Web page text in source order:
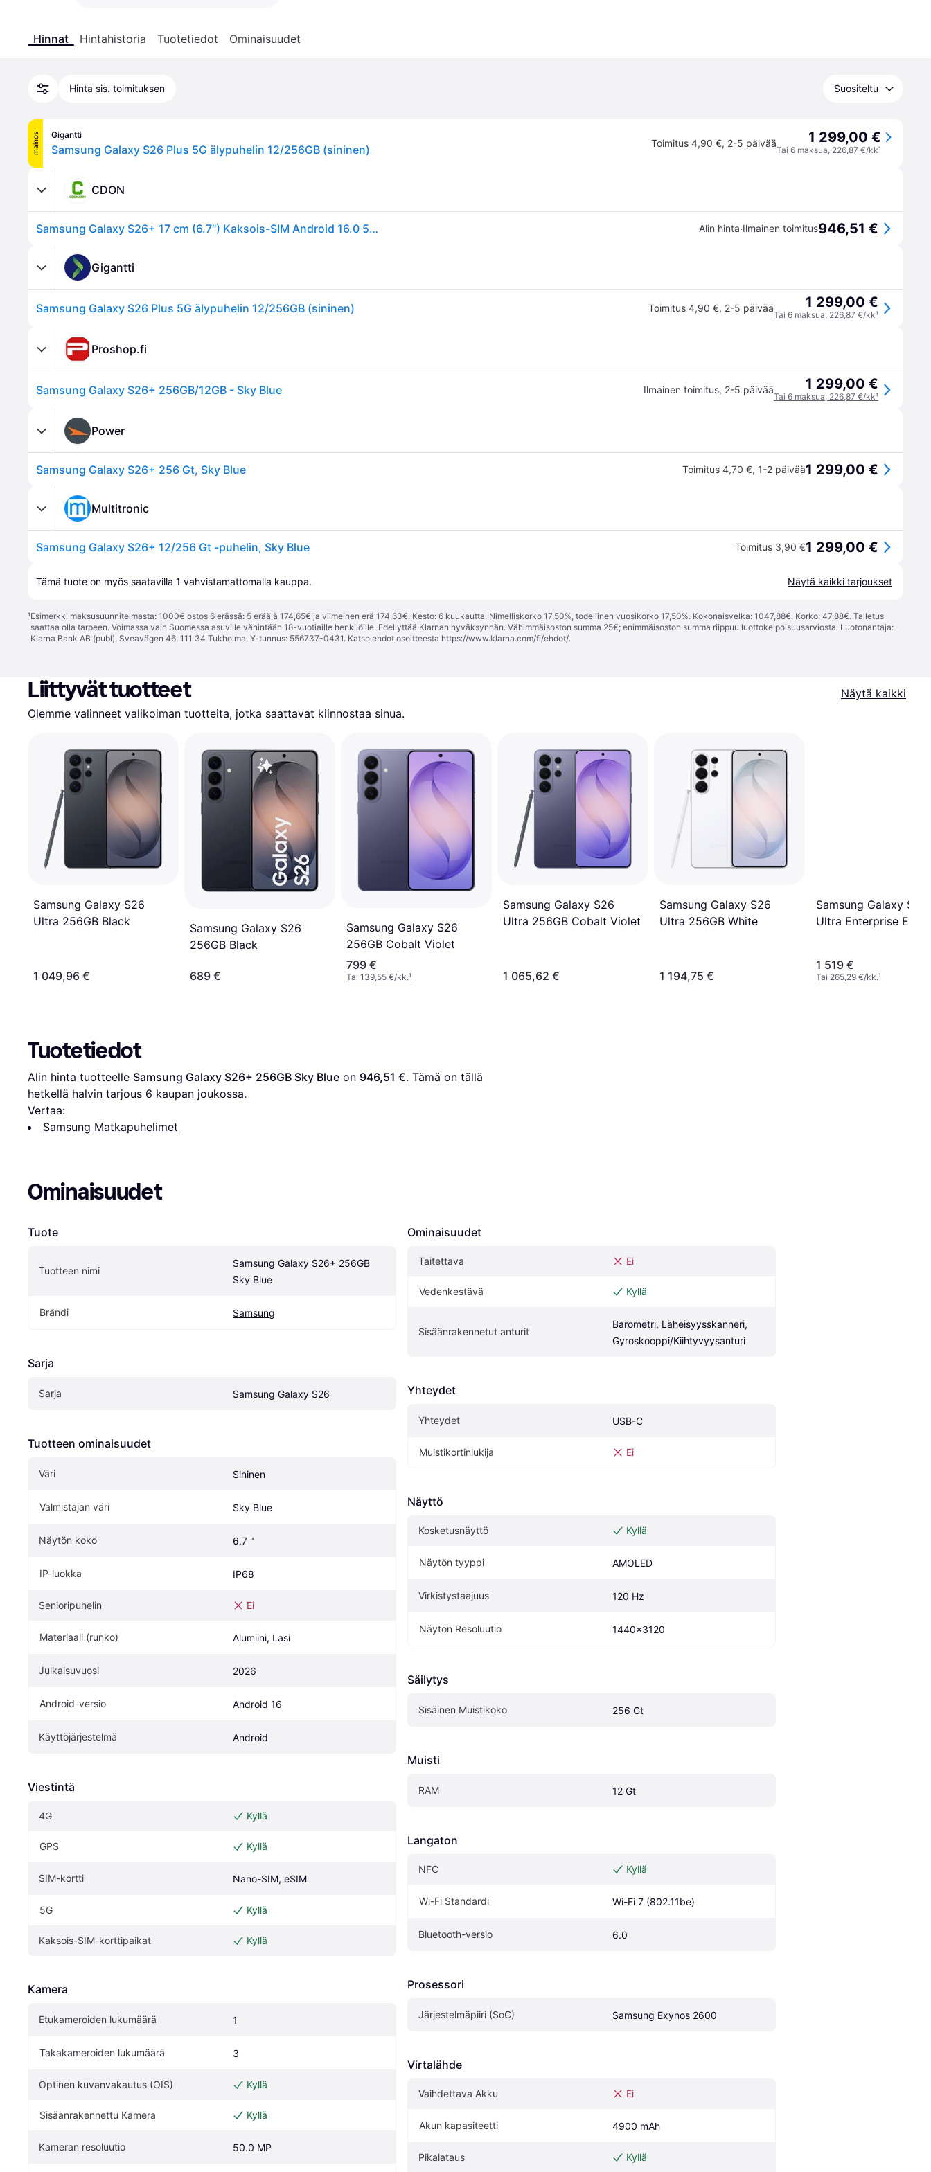
Hinnat Hintahistoria Tuotetiedot Ominaisuudet
Hinta sis. toimituksen Suositeltu
mainos Gigantti
Samsung Galaxy S26 Plus 5G älypuhelin 12/256GB (sininen) Toimitus 4,90 €, 2-5 päivää 1 299,00 €
Tai 6 maksua, 226,87 €/kk¹
CDON
Samsung Galaxy S26+ 17 cm (6.7") Kaksois-SIM Android 16.0 5G USB Type-C 12 GB 256 GB 4900 mAh Sininen Alin hinta·Ilmainen toimitus946,51 €
Gigantti
Samsung Galaxy S26 Plus 5G älypuhelin 12/256GB (sininen) Toimitus 4,90 €, 2-5 päivää 1 299,00 €
Tai 6 maksua, 226,87 €/kk¹
Proshop.fi
Samsung Galaxy S26+ 256GB/12GB - Sky Blue Ilmainen toimitus, 2-5 päivää 1 299,00 €
Tai 6 maksua, 226,87 €/kk¹
Power
Samsung Galaxy S26+ 256 Gt, Sky Blue Toimitus 4,70 €, 1-2 päivää1 299,00 €
Multitronic
Samsung Galaxy S26+ 12/256 Gt -puhelin, Sky Blue Toimitus 3,90 €1 299,00 €
Tämä tuote on myös saatavilla 1 vahvistamattomalla kauppa. Näytä kaikki tarjoukset
¹Esimerkki maksusuunnitelmasta: 1000€ ostos 6 erässä: 5 erää à 174,65€ ja viimeinen erä 174,63€. Kesto: 6 kuukautta. Nimelliskorko 17,50%, todellinen vuosikorko 17,50%. Kokonaisvelka: 1047,88€. Korko: 47,88€. Talletus
saattaa olla tarpeen. Voimassa vain Suomessa asuville vähintään 18-vuotiaille henkilöille. Edellyttää Klarnan hyväksynnän. Vähimmäisoston summa 25€; enimmäisoston summa riippuu luottokelpoisuusarviosta. Luotonantaja:
Klarna Bank AB (publ), Sveavägen 46, 111 34 Tukholma, Y-tunnus: 556737-0431. Katso ehdot osoitteesta https://www.klarna.com/fi/ehdot/.
Liittyvät tuotteet
Näytä kaikki
Olemme valinneet valikoiman tuotteita, jotka saattavat kiinnostaa sinua.
Samsung Galaxy S26
Ultra 256GB Black
1 049,96 €
Samsung Galaxy S26
256GB Black
689 €
Samsung Galaxy S26
256GB Cobalt Violet
799 €
Tai 139,55 €/kk.¹
Samsung Galaxy S26
Ultra 256GB Cobalt Violet
1 065,62 €
Samsung Galaxy S26
Ultra 256GB White
1 194,75 €
Samsung Galaxy S26
Ultra Enterprise
1 519 €
Tai 265,29 €/kk.¹
Tuotetiedot
Alin hinta tuotteelle Samsung Galaxy S26+ 256GB Sky Blue on 946,51 €. Tämä on tällä
hetkellä halvin tarjous 6 kaupan joukossa.
Vertaa:
Samsung Matkapuhelimet
Ominaisuudet
Tuote
Tuotteen nimi
Samsung Galaxy S26+ 256GB
Sky Blue
Brändi Samsung
Sarja
Sarja Samsung Galaxy S26
Tuotteen ominaisuudet
Väri Sininen
Valmistajan väri Sky Blue
Näytön koko 6.7 "
IP-luokka IP68
Senioripuhelin Ei
Materiaali (runko) Alumiini, Lasi
Julkaisuvuosi 2026
Android-versio Android 16
Käyttöjärjestelmä Android
Viestintä
4G Kyllä
GPS Kyllä
SIM-kortti Nano-SIM, eSIM
5G Kyllä
Kaksois-SIM-korttipaikat Kyllä
Kamera
Etukameroiden lukumäärä 1
Takakameroiden lukumäärä 3
Optinen kuvanvakautus (OIS) Kyllä
Sisäänrakennettu Kamera Kyllä
Kameran resoluutio 50.0 MP
Ominaisuudet
Taitettava Ei
Vedenkestävä Kyllä
Sisäänrakennetut anturit
Barometri, Läheisyysskanneri,
Gyroskooppi/Kiihtyvyysanturi
Yhteydet
Yhteydet USB-C
Muistikortinlukija Ei
Näyttö
Kosketusnäyttö Kyllä
Näytön tyyppi AMOLED
Virkistystaajuus 120 Hz
Näytön Resoluutio 1440x3120
Säilytys
Sisäinen Muistikoko 256 Gt
Muisti
RAM 12 Gt
Langaton
NFC Kyllä
Wi-Fi Standardi Wi-Fi 7 (802.11be)
Bluetooth-versio 6.0
Prosessori
Järjestelmäpiiri (SoC) Samsung Exynos 2600
Virtalähde
Vaihdettava Akku Ei
Akun kapasiteetti 4900 mAh
Pikalataus Kyllä